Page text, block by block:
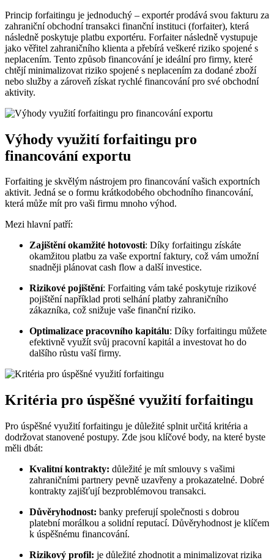
Princip forfaitingu je jednoduchý – exportér prodává svou fakturu za
zahraniční obchodní transakci finanční instituci (forfaiter), která
následně poskytuje platbu exportéru. Forfaiter následně vystupuje
jako věřitel zahraničního klienta a přebírá veškeré riziko spojené s
neplacením. Tento způsob financování je ideální pro firmy, které
chtějí minimalizovat riziko spojené s neplacením za dodané zboží
nebo služby a zároveň získat rychlé financování pro své obchodní
aktivity.
Výhody využití forfaitingu pro
financování exportu
Forfaiting je skvělým nástrojem pro financování vašich exportních
aktivit. Jedná se o formu krátkodobého obchodního financování,
která může mít pro vaši firmu mnoho výhod.
Mezi hlavní patří:
Zajištění okamžité hotovosti: Díky forfaitingu získáte
okamžitou platbu za vaše exportní faktury, což vám umožní
snadněji plánovat cash flow a další investice.
Rizikové pojištění: Forfaiting vám také poskytuje rizikové
pojištění například proti selhání platby zahraničního
zákazníka, což snižuje vaše finanční riziko.
Optimalizace pracovního kapitálu: Díky forfaitingu můžete
efektivně využít svůj pracovní kapitál a investovat ho do
dalšího růstu vaší firmy.
Kritéria pro úspěšné využití forfaitingu
Pro úspěšné využití forfaitingu je důležité splnit určitá kritéria a
dodržovat stanovené postupy. Zde jsou klíčové body, na které byste
měli dbát:
Kvalitní kontrakty: důležité je mít smlouvy s vašimi
zahraničními partnery pevně uzavřeny a prokazatelné. Dobré
kontrakty zajišťují bezproblémovou transakci.
Důvěryhodnost: banky preferují společnosti s dobrou
platební morálkou a solidní reputací. Důvěryhodnost je klíčem
k úspěšnému financování.
Rizikový profil: je důležité zhodnotit a minimalizovat rizika